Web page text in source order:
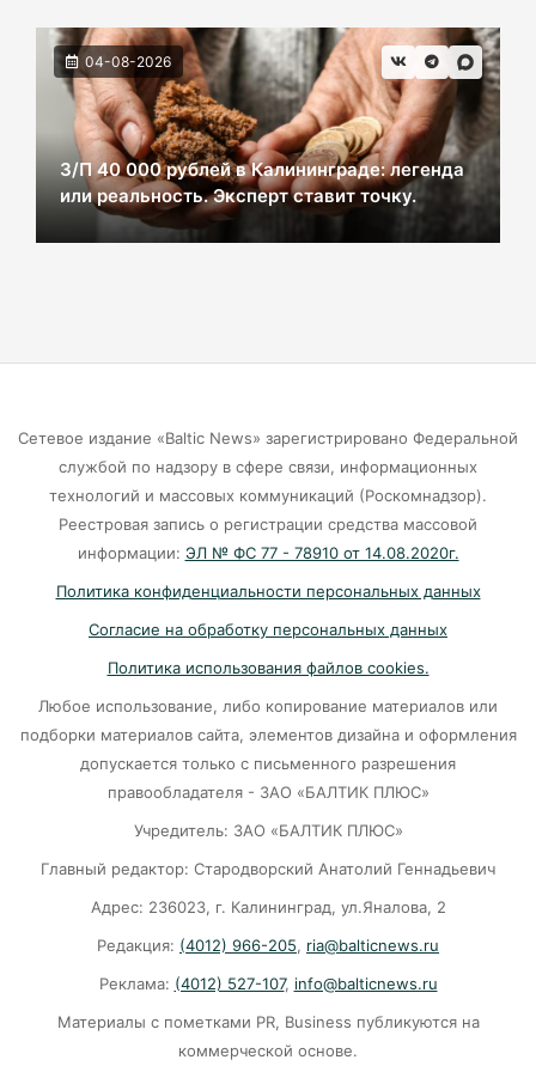
07-08-2026
Убийцу участника СВО в Балтийске посадили
на 10 лет
07-08-2026
06-08-2026
«Губернатор против ям»: Беспрозванных
требует перекроить график ремонта дорог
06-08-2026
Литва ждёт атак украинских дронов
06-08-2026
Град с кулак: Калининград чудом избежал
удара стихии?
06-08-2026
20 рублей за кг на логистику: из‑за чего
растут цены в Калининграде?
06-08-2026
В МИД рассказали о перспективах и
04-08-2026
З/П 40 000 рублей в Калининграде: легенда
или реальность. Эксперт ставит точку.
Сетевое издание «Baltic News» зарегистрировано Федеральной
службой по надзору в сфере связи, информационных
технологий и массовых коммуникаций (Роскомнадзор).
Реестровая запись о регистрации средства массовой
информации: ЭЛ № ФС 77 - 78910 от 14.08.2020г.
Политика конфиденциальности персональных данных
Согласие на обработку персональных данных
Политика использования файлов cookies.
Любое использование, либо копирование материалов или
подборки материалов сайта, элементов дизайна и оформления
допускается только с письменного разрешения
правообладателя - ЗАО «БАЛТИК ПЛЮС»
Учредитель: ЗАО «БАЛТИК ПЛЮС»
Главный редактор: Стародворский Анатолий Геннадьевич
Адрес: 236023, г. Калининград, ул.Яналова, 2
Редакция: (4012) 966-205, ria@balticnews.ru
Реклама: (4012) 527-107, info@balticnews.ru
Материалы с пометками PR, Business публикуются на
коммерческой основе.